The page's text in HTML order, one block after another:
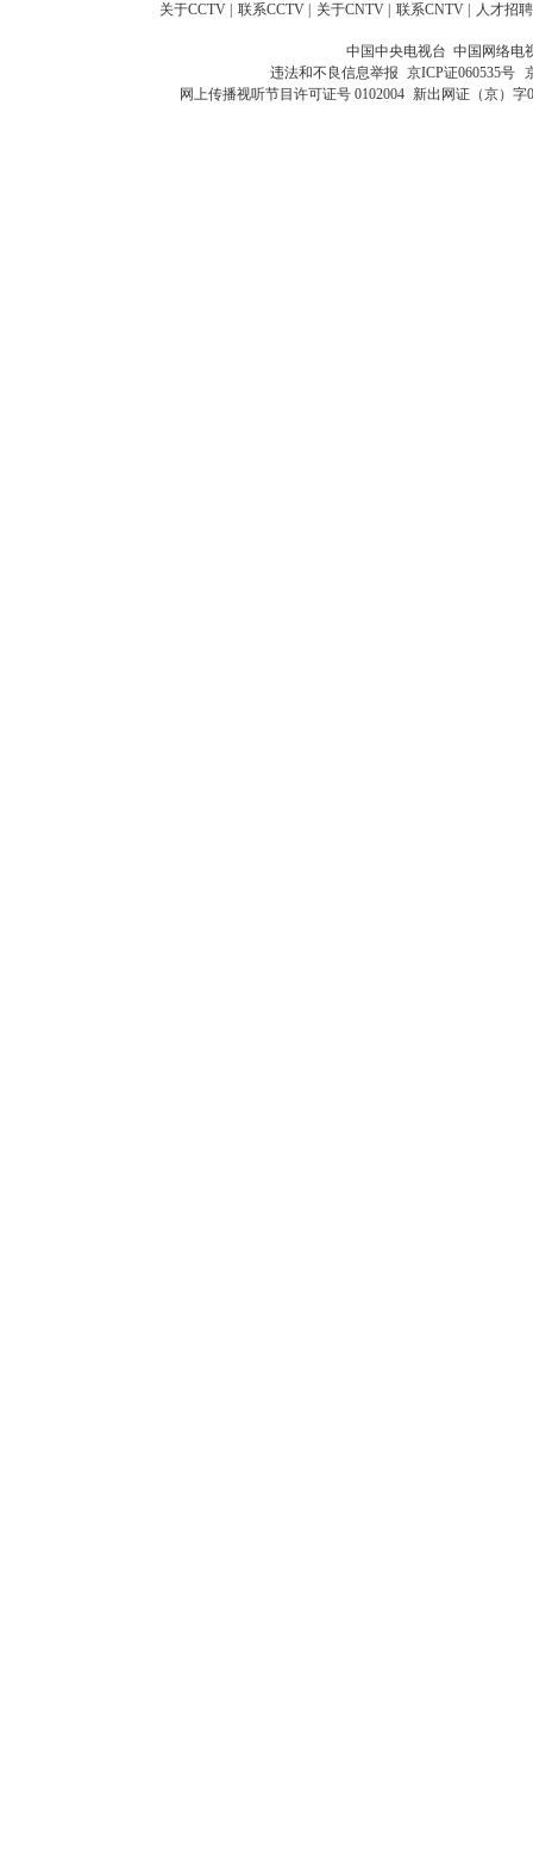
关于CCTV 联系CCTV 关于CNTV 联系CNTV 人才招聘
中国中央电视台 中国网络电
违法和不良信息举报 京ICP证060535号
网上传播视听节目许可证号 0102004 新出网证（京）